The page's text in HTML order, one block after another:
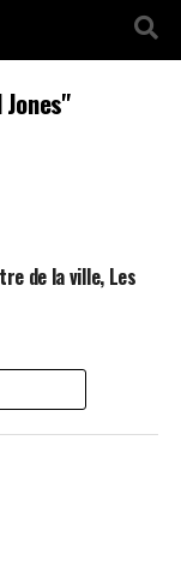
de la ville, Les